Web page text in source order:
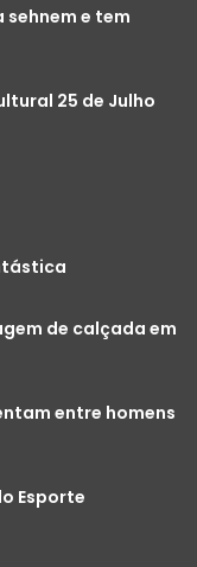
e tem
25 de Julho
de calçada em
entre homens
Esporte